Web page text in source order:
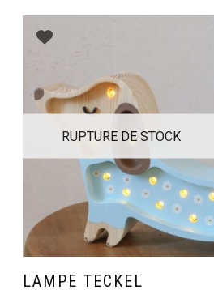
RUPTURE DE STOCK
LAMPE TECKEL